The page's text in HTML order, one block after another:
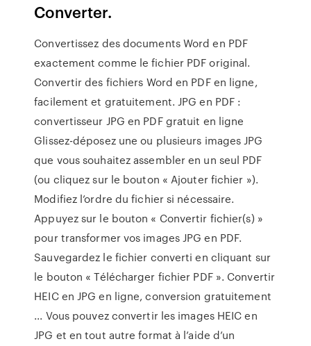
Converter.
Convertissez des documents Word en PDF
exactement comme le fichier PDF original.
Convertir des fichiers Word en PDF en ligne,
facilement et gratuitement. JPG en PDF :
convertisseur JPG en PDF gratuit en ligne
Glissez-déposez une ou plusieurs images JPG
que vous souhaitez assembler en un seul PDF
(ou cliquez sur le bouton « Ajouter fichier »).
Modifiez l’ordre du fichier si nécessaire.
Appuyez sur le bouton « Convertir fichier(s) »
pour transformer vos images JPG en PDF.
Sauvegardez le fichier converti en cliquant sur
le bouton « Télécharger fichier PDF ». Convertir
HEIC en JPG en ligne, conversion gratuitement
... Vous pouvez convertir les images HEIC en
JPG et en tout autre format à l’aide d’un